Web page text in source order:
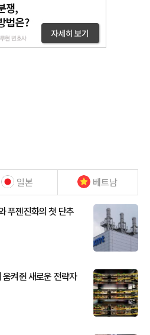
일본 베트남
푸젠진화의 첫 단추
켜쥔 새로운 전략자